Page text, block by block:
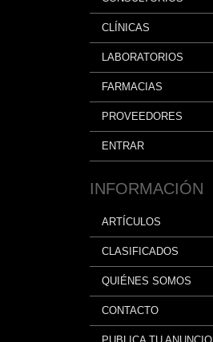
CLÍNICAS
LABORATORIOS
FARMACIAS
PROVEEDORES
ENTRAR
INFORMACIÓN
ARTÍCULOS
CLASIFICADOS
QUIÉNES SOMOS
CONTACTO